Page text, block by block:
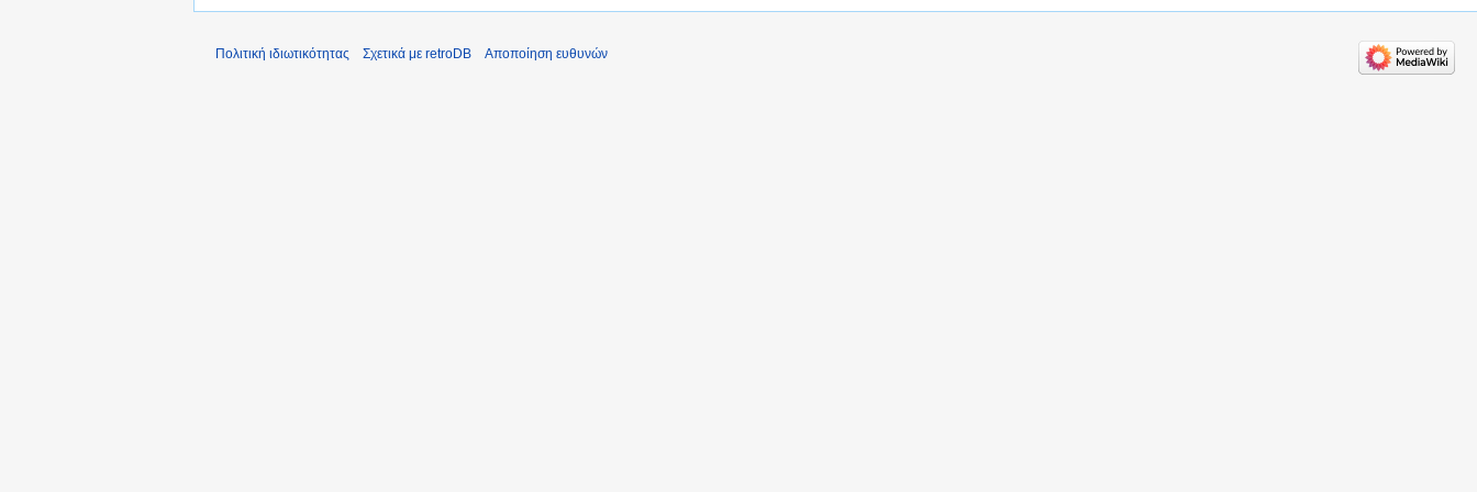
Πολιτική ιδιωτικότητας Σχετικά με retroDB Αποποίηση ευθυνών